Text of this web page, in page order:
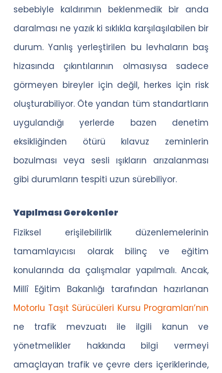
sebebiyle kaldırımın beklenmedik bir anda
daralması ne yazık ki sıklıkla karşılaşılabilen bir
durum. Yanlış yerleştirilen bu levhaların baş
hizasında çıkıntılarının olmasıysa sadece
görmeyen bireyler için değil, herkes için risk
oluşturabiliyor. Öte yandan tüm standartların
uygulandığı yerlerde bazen denetim
eksikliğinden ötürü kılavuz zeminlerin
bozulması veya sesli ışıkların arızalanması
gibi durumların tespiti uzun sürebiliyor.
Yapılması Gerekenler
Fiziksel erişilebilirlik düzenlemelerinin
tamamlayıcısı olarak bilinç ve eğitim
konularında da çalışmalar yapılmalı. Ancak,
Millî Eğitim Bakanlığı tarafından hazırlanan
Motorlu Taşıt Sürücüleri Kursu Programları’nın
ne trafik mevzuatı ile ilgili kanun ve
yönetmelikler hakkında bilgi vermeyi
amaçlayan trafik ve çevre ders içeriklerinde,